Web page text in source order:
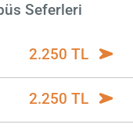
Seferleri
2.250 TL
2.250 TL